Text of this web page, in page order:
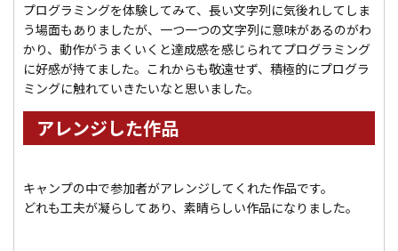
プログラミングを体験してみて、長い文字列に気後れしてしま
う場面もありましたが、一つ一つの文字列に意味があるのがわ
かり、動作がうまくいくと達成感を感じられてプログラミング
に好感が持てました。これからも敬遠せず、積極的にプログラ
ミングに触れていきたいなと思いました。
アレンジした作品
キャンプの中で参加者がアレンジしてくれた作品です。
どれも工夫が凝らしてあり、素晴らしい作品になりました。